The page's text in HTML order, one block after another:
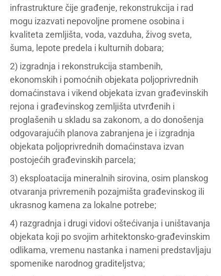
infrastrukture čije građenje, rekonstrukcija i rad
mogu izazvati nepovoljne promene osobina i
kvaliteta zemljišta, voda, vazduha, živog sveta,
šuma, lepote predela i kulturnih dobara;
2) izgradnja i rekonstrukcija stambenih,
ekonomskih i pomoćnih objekata poljoprivrednih
domaćinstava i vikend objekata izvan građevinskih
rejona i građevinskog zemljišta utvrđenih i
proglašenih u skladu sa zakonom, a do donošenja
odgovarajućih planova zabranjena je i izgradnja
objekata poljoprivrednih domaćinstava izvan
postojećih građevinskih parcela;
3) eksploatacija mineralnih sirovina, osim planskog
otvaranja privremenih pozajmišta građevinskog ili
ukrasnog kamena za lokalne potrebe;
4) razgradnja i drugi vidovi oštećivanja i uništavanja
objekata koji po svojim arhitektonsko-građevinskim
odlikama, vremenu nastanka i nameni predstavljaju
spomenike narodnog graditeljstva;